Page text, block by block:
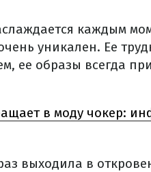
каждым
уникален. Ее
ее образы всегда
в моду чокер:
выходила в